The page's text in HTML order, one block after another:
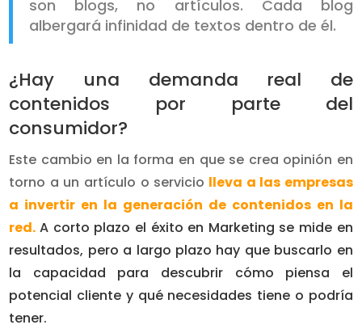
son blogs, no artículos. Cada blog
albergará infinidad de textos dentro de él.
¿Hay una demanda real de
contenidos por parte del
consumidor?
Este cambio en la forma en que se crea opinión en
torno a un artículo o servicio lleva a las empresas
a invertir en la generación de contenidos en la
red. A corto plazo el éxito en Marketing se mide en
resultados, pero a largo plazo hay que buscarlo en
la capacidad para descubrir cómo piensa el
potencial cliente y qué necesidades tiene o podría
tener.